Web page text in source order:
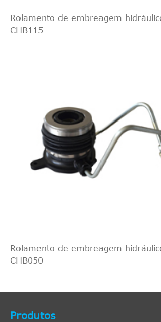
Rolamento de embreagem
CHB115
Rolamento de embreagem
CHB050
Produtos